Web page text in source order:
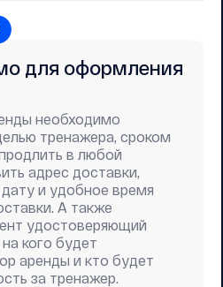
для оформления
необходимо
тренажера, сроком
в любой
адрес доставки,
и удобное время
А также
удостоверяющий
кого будет
аренды и кто будет
за тренажер.